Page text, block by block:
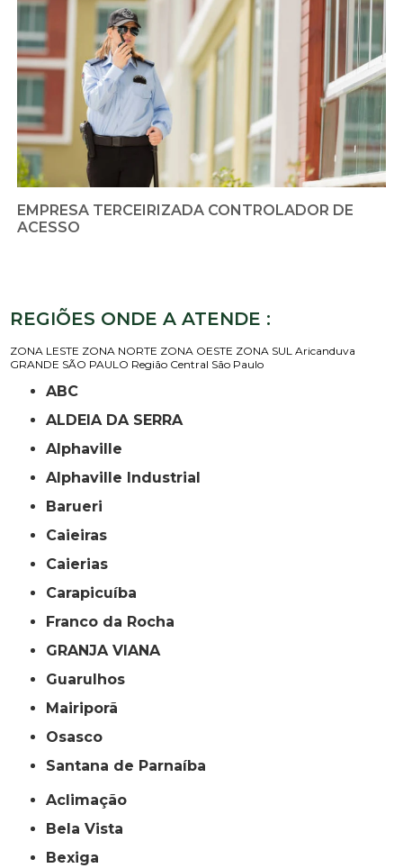
EMPRESA TERCEIRIZADA CONTROLADOR DE
ACESSO
REGIÕES ONDE A ATENDE :
ZONA LESTE ZONA NORTE ZONA OESTE ZONA SUL Aricanduva
GRANDE SÃO PAULO Região Central São Paulo
ABC
ALDEIA DA SERRA
Alphaville
Alphaville Industrial
Barueri
Caieiras
Caierias
Carapicuíba
Franco da Rocha
GRANJA VIANA
Guarulhos
Mairiporã
Osasco
Santana de Parnaíba
Aclimação
Bela Vista
Bexiga